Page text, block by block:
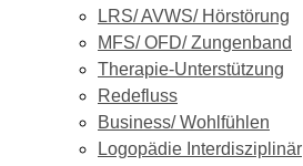
LRS/ AVWS/ Hörstörung
MFS/ OFD/ Zungenband
Therapie-Unterstützung
Redefluss
Business/ Wohlfühlen
Logopädie Interdisziplinär